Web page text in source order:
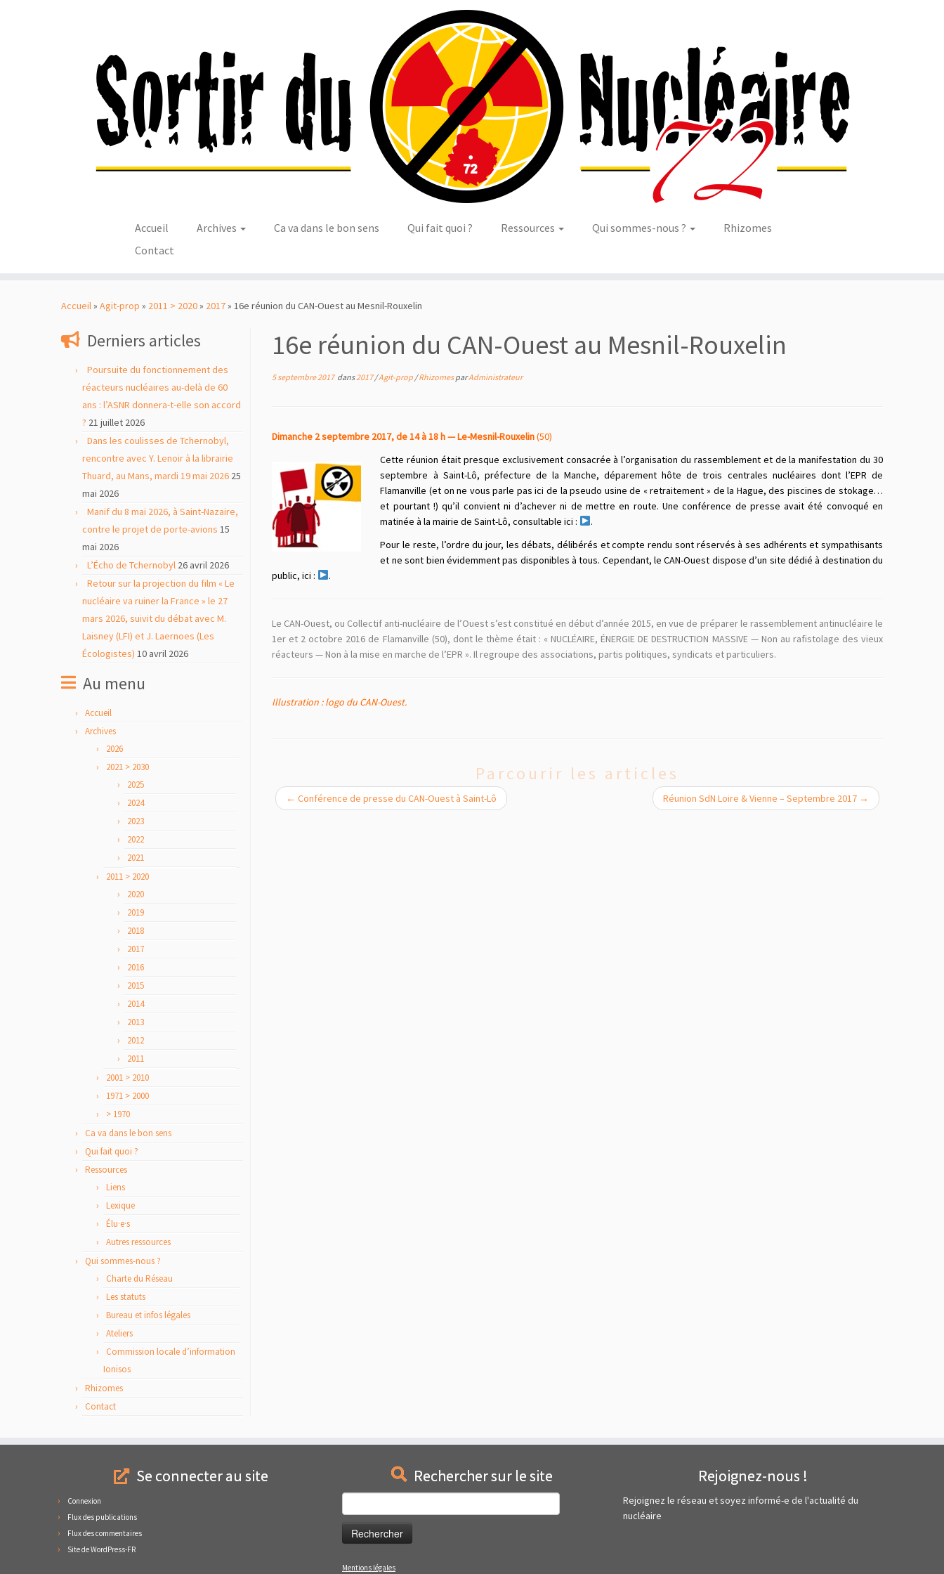
Accueil Archives Ca va dans le bon sens Qui fait quoi ? Ressources Qui sommes-nous ?
Rhizomes
Contact
Accueil» Agit-prop » 2011 > 2020» 2017» 16e réunion du CAN-Ouest au Mesnil-Rouxelin
Derniers articles
Poursuite du fonctionnement des
réacteurs nucléaires au-delà de 60
ans : l’ASNR donnera-t-elle son accord
? 21 juillet 2026
Dans les coulisses de Tchernobyl,
rencontre avec Y. Lenoir à la librairie
Thuard, au Mans, mardi 19 mai 2026 25
mai 2026
Manif du 8 mai 2026, à Saint-Nazaire,
contre le projet de porte-avions 15
mai 2026
L’Écho de Tchernobyl 26 avril 2026
Retour sur la projection du film « Le
nucléaire va ruiner la France » le 27
mars 2026, suivit du débat avec M.
Laisney (LFI) et J. Laernoes (Les
Écologistes) 10 avril 2026
Au menu
Accueil
Archives
2026
2021 > 2030
2025
2024
2023
2022
2021
2011 > 2020
2020
2019
2018
2017
2016
2015
2014
2013
2012
2011
2001 > 2010
1971 > 2000
> 1970
Ca va dans le bon sens
Qui fait quoi ?
Ressources
Liens
Lexique
Élu·e·s
Autres ressources
Qui sommes-nous ?
Charte du Réseau
Les statuts
Bureau et infos légales
Ateliers
Commission locale d’information
Ionisos
Rhizomes
Contact
16e réunion du CAN-Ouest au Mesnil-Rouxelin
5 septembre 2017dans2017/Agit-prop /RhizomesparAdministrateur
Dimanche 2 septembre 2017, de 14 à 18 h — Le-Mesnil-Rouxelin(50)
Cette réunion était presque exclusivement consacrée à l’organisation du rassemblement et de la manifestation du 30
septembre à Saint-Lô, préfecture de la Manche, déparement hôte de trois centrales nucléaires dont l’EPR de
Flamanville (et on ne vous parle pas ici de la pseudo usine de « retraitement » de la Hague, des piscines de stokage…
et pourtant !) qu’il convient ni d’achever ni de mettre en route. Une conférence de presse avait été convoqué en
matinée à la mairie de Saint-Lô, consultable ici :
.
Pour le reste, l’ordre du jour, les débats, délibérés et compte rendu sont réservés à ses adhérents et sympathisants
et ne sont bien évidemment pas disponibles à tous. Cependant, le CAN-Ouest dispose d’un site dédié à destination du
public, ici :
.
Le CAN-Ouest, ou Collectif anti-nucléaire de l’Ouest s’est constitué en début d’année 2015, en vue de préparer le rassemblement antinucléaire le
1er et 2 octobre 2016 de Flamanville (50), dont le thème était : « NUCLÉAIRE, ÉNERGIE DE DESTRUCTION MASSIVE — Non au rafistolage des vieux
réacteurs ­— Non à la mise en marche de l’EPR ». Il regroupe des associations, partis politiques, syndicats et particuliers.
Illustration : logo du CAN-Ouest.
Parcourir les articles
← Conférence de presse du CAN-Ouest à Saint-Lô Réunion SdN Loire & Vienne – Septembre 2017 →
Se connecter au site
Connexion
Flux des publications
Flux des commentaires
Site de WordPress-FR
Rechercher sur le site
Mentions légales
Rejoignez-nous !
Rejoignez le réseau et soyez informé-e de l'actualité du
nucléaire